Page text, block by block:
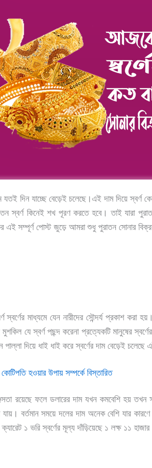
যতই দিন যাচ্ছে বেড়েই চলেছে।এই দাম দিয়ে
স্বর্ণ কিনেই শখ পূরণ করতে হবে। তাই যারা
এই সম্পূর্ণ পোস্ট জুড়ে আমরা শুধু পুরাতন সোনার
স্বর্ণের মাধ্যমে যেন নারীদের সৌন্দর্য প্রকাশ করা
যে স্বর্ণ পছন্দ করেনা প্রত্যেকটি মানুষের
দিয়ে ধাই ধাই করে স্বর্ণের দাম বেড়েই
হওয়ার উপায় সম্পর্কে বিস্তারিত
রয়েছে ফলে ডলারের দাম যখন কমবেশি হয়
যায়। বর্তমান সময়ে দলের দাম অনেক বেশি যার
১ ভরি স্বর্ণের মূল্য দাঁড়িয়েছে ১ লক্ষ ১১